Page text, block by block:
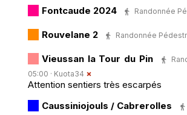
Fontcaude 2024 Randonnée
Rouvelane 2 Randonnée Pédestre
Vieussan la Tour du Pin
05:00 · Kuota34
Attention sentiers très escarpés
Caussiniojouls / Cabrerolles